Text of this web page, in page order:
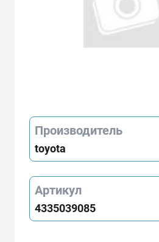
Производитель
toyota
Артикул
4335039085